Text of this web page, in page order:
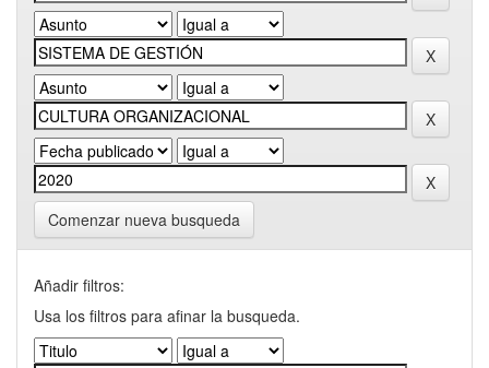
Comenzar nueva busqueda
Añadir filtros:
Usa los filtros para afinar la busqueda.